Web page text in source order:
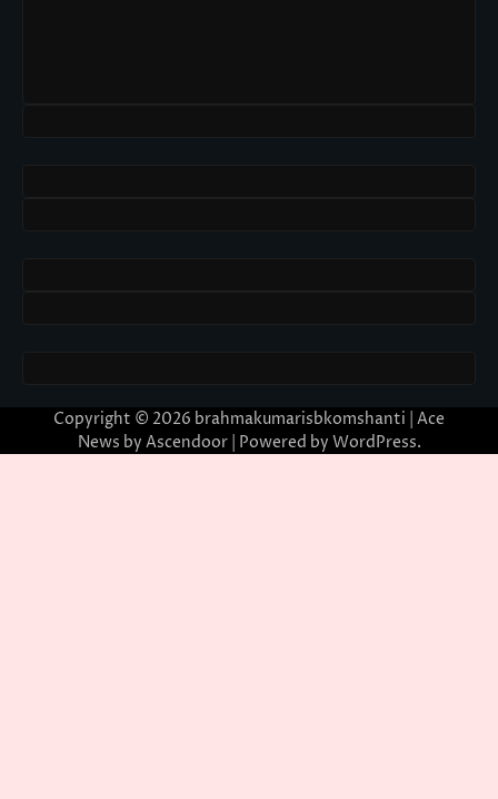
Copyright © 2026 brahmakumarisbkomshanti | Ace
News by Ascendoor| Powered by WordPress.